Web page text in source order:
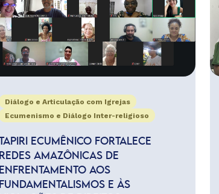
Diálogo e Articulação com Igrejas
Ecumenismo e Diálogo Inter-religioso
TAPIRI ECUMÊNICO FORTALECE
REDES AMAZÔNICAS DE
ENFRENTAMENTO AOS
FUNDAMENTALISMOS E ÀS